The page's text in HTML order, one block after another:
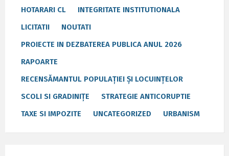
HOTARARI CL
INTEGRITATE INSTITUTIONALA
LICITATII
NOUTATI
PROIECTE IN DEZBATEREA PUBLICA ANUL 2026
RAPOARTE
RECENSĂMANTUL POPULAȚIEI ȘI LOCUINȚELOR
SCOLI SI GRADINIȚE
STRATEGIE ANTICORUPTIE
TAXE SI IMPOZITE
UNCATEGORIZED URBANISM